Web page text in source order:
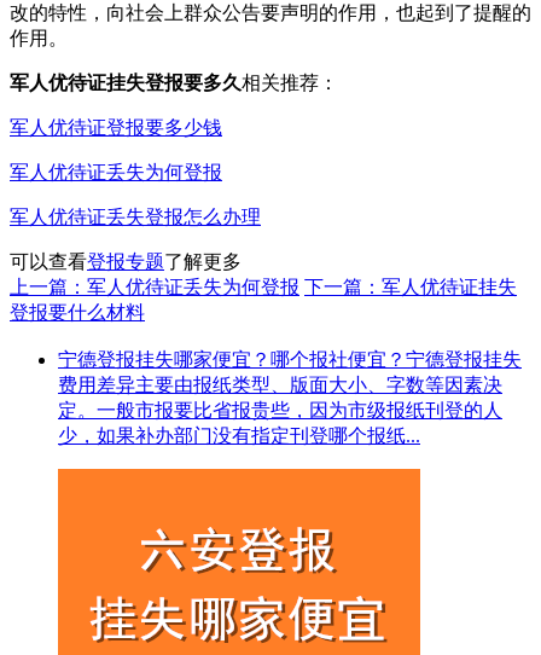
改的特性，向社会上群众公告要声明的作用，也起到了提醒的
作用。
军人优待证挂失登报要多久相关推荐：
军人优待证登报要多少钱
军人优待证丢失为何登报
军人优待证丢失登报怎么办理
可以查看登报专题了解更多
上一篇：军人优待证丢失为何登报 下一篇：军人优待证挂失
登报要什么材料
宁德登报挂失哪家便宜？哪个报社便宜？宁德登报挂失
费用差异主要由报纸类型、版面大小、字数等因素决
定。一般市报要比省报贵些，因为市级报纸刊登的人
少，如果补办部门没有指定刊登哪个报纸...